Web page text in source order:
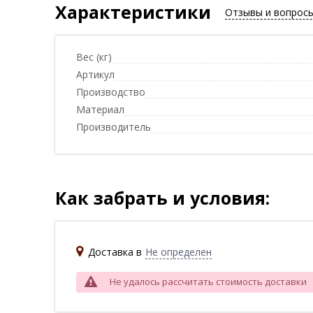
Характеристики Отзывы и
Вес (кг)
Артикул
Производство
Материал
Производитель
Как забрать и условия:
Доставка в Не определен
Не удалось рассчитать стоимость доставки